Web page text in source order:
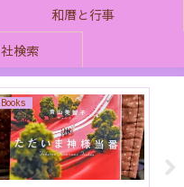
和暦と行事
検索
Books